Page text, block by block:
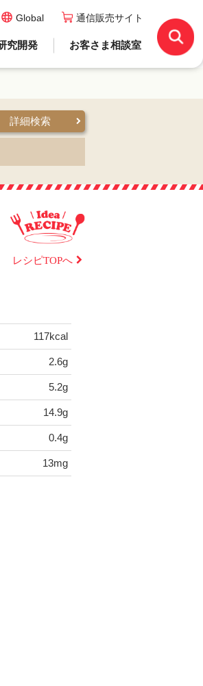
究開発 お客さま相談室
Global 通信販売サイト
詳細検索
レシピTOPへ
117kcal
2.6g
5.2g
14.9g
0.4g
13mg